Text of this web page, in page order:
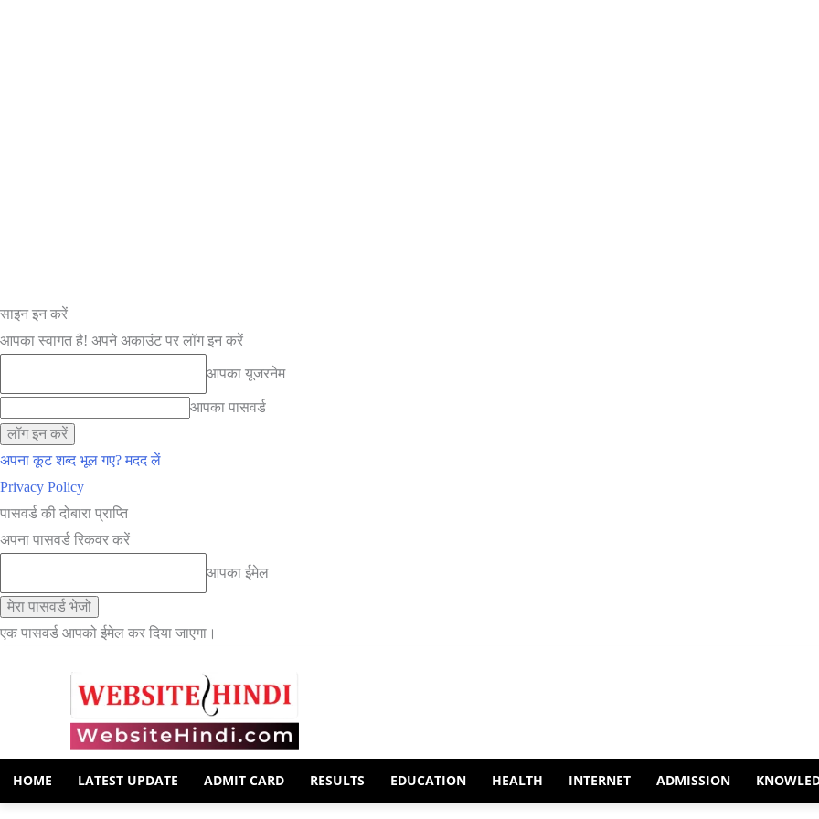
साइन इन करें
आपका स्वागत है! अपने अकाउंट पर लॉग इन करें
आपका यूजरनेम
आपका पासवर्ड
अपना कूट शब्द भूल गए? मदद लें
Privacy Policy
पासवर्ड की दोबारा प्राप्ति
अपना पासवर्ड रिकवर करें
आपका ईमेल
एक पासवर्ड आपको ईमेल कर दिया जाएगा।
HOME LATEST UPDATE ADMIT CARD RESULTS EDUCATION HEALTH INTERNET ADMISSION